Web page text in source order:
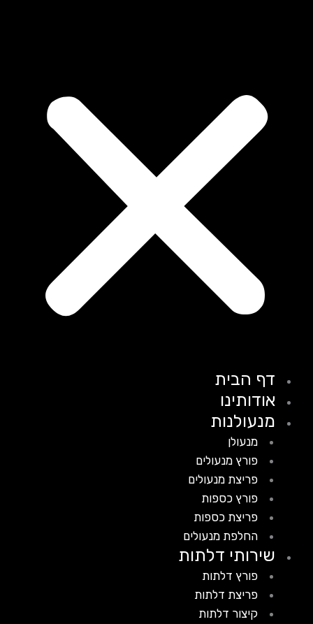
דף הבית
אודותינו
מנעולנות
מנעולן
פורץ מנעולים
פריצת מנעולים
פורץ כספות
פריצת כספות
החלפת מנעולים
שירותי דלתות
פורץ דלתות
פריצת דלתות
קיצור דלתות